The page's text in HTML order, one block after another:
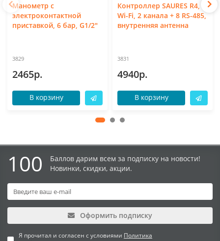
Манометр с
электроконтактной
приставкой, 6 бар, G1/2"
3829
2465р.
В корзину
Контроллер SAURES R4,
Wi-Fi, 2 канала + 8 RS-485,
внутренняя антенна
3831
4940р.
В корзину
100
Баллов дарим всем за подписку на новости!
Новинки, скидки, акции.
Оформить подписку
Я прочитал и согласен с условиями Политика